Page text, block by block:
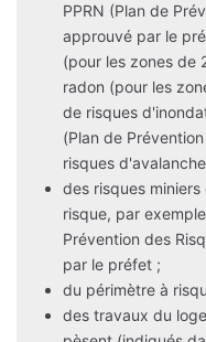
PPRN (Plan de
approuvé par le
(pour les zones de
radon (pour les
de risques
(Plan de
risques
des risques
risque, par
Prévention des
par le préfet ;
du périmètre à
des travaux du